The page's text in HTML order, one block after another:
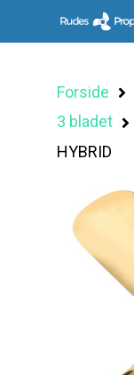
Forside
3 bladet
HYBRID